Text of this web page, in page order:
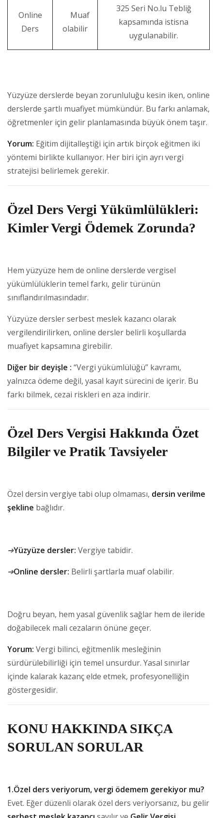
Online
Ders
Muaf
olabilir
325 Seri No.lu Tebliğ
kapsamında istisna
uygulanabilir.
Yüzyüze derslerde beyan zorunluluğu kesin iken, online
derslerde şartlı muafiyet mümkündür. Bu farkı anlamak,
öğretmenler için gelir planlamasında büyük önem taşır.
Yorum: Eğitim dijitalleştiği için artık birçok eğitmen iki
yöntemi birlikte kullanıyor. Her biri için ayrı vergi
stratejisi belirlemek gerekir.
Özel Ders Vergi Yükümlülükleri:
Kimler Vergi Ödemek Zorunda?
Hem yüzyüze hem de online derslerde vergisel
yükümlülüklerin temel farkı, gelir türünün
sınıflandırılmasındadır.
Yüzyüze dersler serbest meslek kazancı olarak
vergilendirilirken, online dersler belirli koşullarda
muafiyet kapsamına girebilir.
Diğer bir deyişle : “Vergi yükümlülüğü” kavramı,
yalnızca ödeme değil, yasal kayıt sürecini de içerir. Bu
farkı bilmek, cezai riskleri en aza indirir.
Özel Ders Vergisi Hakkında Özet
Bilgiler ve Pratik Tavsiyeler
Özel dersin vergiye tabi olup olmaması, dersin verilme
şekline bağlıdır.
➔Yüzyüze dersler: Vergiye tabidir.
➔Online dersler: Belirli şartlarla muaf olabilir.
Doğru beyan, hem yasal güvenlik sağlar hem de ileride
doğabilecek mali cezaların önüne geçer.
Yorum: Vergi bilinci, eğitmenlik mesleğinin
sürdürülebilirliği için temel unsurdur. Yasal sınırlar
içinde kalarak kazanç elde etmek, profesyonelliğin
göstergesidir.
KONU HAKKINDA SIKÇA
SORULAN SORULAR
1.Özel ders veriyorum, vergi ödemem gerekiyor mu?
Evet. Eğer düzenli olarak özel ders veriyorsanız, bu gelir